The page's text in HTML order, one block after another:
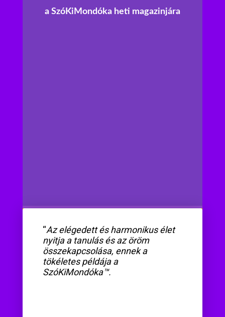
a SzóKiMondóka heti magazinjára
“Az elégedett és harmonikus élet
nyitja a tanulás és az öröm
összekapcsolása, ennek a
tökéletes példája a
SzóKiMondóka™.